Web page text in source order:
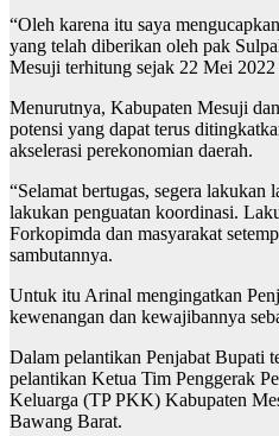
“Oleh karena itu saya
yang telah diberikan oleh pak
Mesuji terhitung sejak 22 Mei
Menurutnya, Kabupaten Mesuji
potensi yang dapat terus
akselerasi perekonomian daerah.
“Selamat bertugas, segera
lakukan penguatan koordinasi.
Forkopimda dan masyarakat
sambutannya.
Untuk itu Arinal mengingatkan
kewenangan dan kewajibannya
Dalam pelantikan Penjabat Bupati
pelantikan Ketua Tim Penggerak
Keluarga (TP PKK) Kabupaten
Bawang Barat.